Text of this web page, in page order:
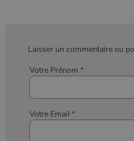
Laisser un commentaire ou
Votre Prénom *
Votre Email *